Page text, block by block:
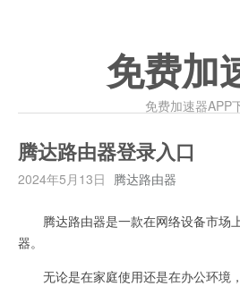
免费加
免费加速器APP
腾达路由器登录入口
2024年5月13日 腾达路由器
腾达路由器是一款在网络设备市场
器。
无论是在家庭使用还是在办公环境